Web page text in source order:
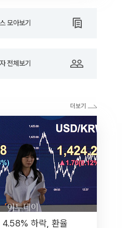
모아보기
전체보기
4.58% 하락, 환율